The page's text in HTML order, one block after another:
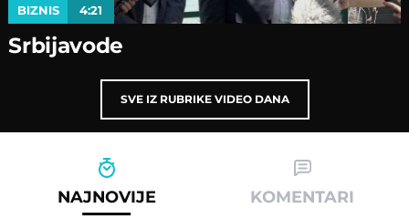
BIZNIS 4:21
Srbijavode
SVE IZ RUBRIKE VIDEO DANA
NAJNOVIJE KOMENTARI